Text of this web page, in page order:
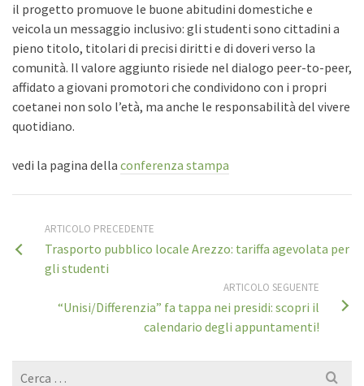
il progetto promuove le buone abitudini domestiche e
veicola un messaggio inclusivo: gli studenti sono cittadini a
pieno titolo, titolari di precisi diritti e di doveri verso la
comunità. Il valore aggiunto risiede nel dialogo peer-to-peer,
affidato a giovani promotori che condividono con i propri
coetanei non solo l’età, ma anche le responsabilità del vivere
quotidiano.
vedi la pagina della conferenza stampa
ARTICOLO PRECEDENTE
Trasporto pubblico locale Arezzo: tariffa agevolata per
gli studenti
ARTICOLO SEGUENTE
“Unisi/Differenzia” fa tappa nei presidi: scopri il
calendario degli appuntamenti!
Cerca